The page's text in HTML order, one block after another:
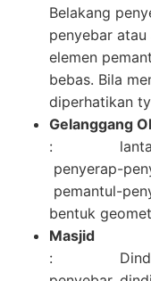
Belakang
penyebar
elemen
bebas. Bila
diperhatikan
Gelanggang
: lantai
penyerap-
pemantul-
bentuk
Masjid
: Dinding